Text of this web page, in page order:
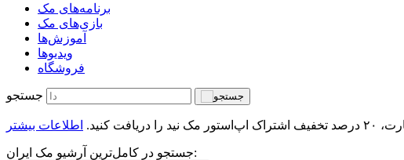
برنامه‌های مک
بازی‌های مک
آموزش‌ها
ویدیو‌ها
فروشگاه
جستجو
اطلاعات بیشتر
جستجو در کامل‌ترین آرشیو مک ایران: